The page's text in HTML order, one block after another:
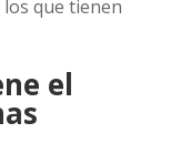
que tienen
el